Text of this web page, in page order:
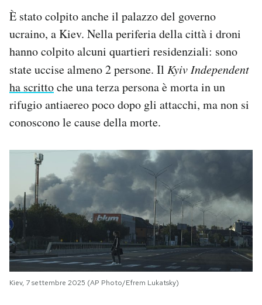
È stato colpito anche il palazzo del governo
ucraino, a Kiev. Nella periferia della città i droni
hanno colpito alcuni quartieri residenziali: sono
state uccise almeno 2 persone. Il Kyiv Independent
ha scrittoche una terza persona è morta in un
rifugio antiaereo poco dopo gli attacchi, ma non si
conoscono le cause della morte.
Kiev, 7 settembre 2025 (AP Photo/Efrem Lukatsky)